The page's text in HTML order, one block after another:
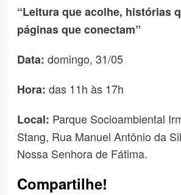
“Leitura que acolhe, histórias
páginas que conectam”
Data: domingo, 31/05
Hora: das 11h às 17h
Local: Parque Socioambiental
Stang, Rua Manuel Antônio da
Nossa Senhora de Fátima.
Compartilhe!